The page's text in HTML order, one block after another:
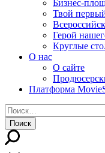
Бизнес-
Твой
Герой
Круглые
О нас
О сайте
Платформа